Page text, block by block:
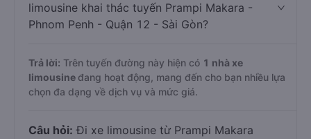
limousine khai thác tuyến Prampi Makara -
Phnom Penh - Quận 12 - Sài Gòn?
Trả lời: Trên tuyến đường này hiện có 1 nhà xe
limousine đang hoạt động, mang đến cho bạn nhiều lựa
chọn đa dạng về dịch vụ và mức giá.
Câu hỏi: Đi xe limousine từ Prampi Makara